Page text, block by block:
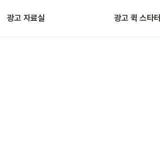
광고 자료실 광고 퀵 스타터
광고 용어 사전